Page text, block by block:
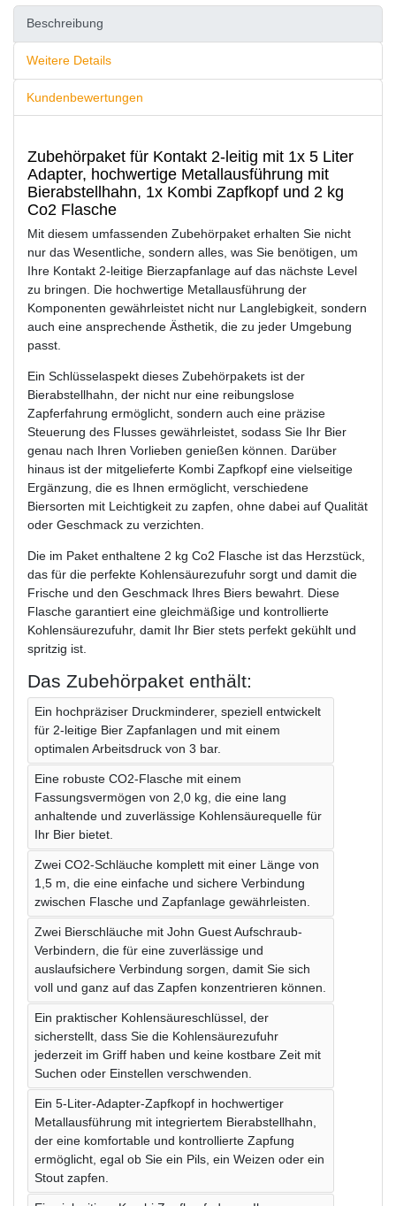
Beschreibung
Weitere Details
Kundenbewertungen
Zubehörpaket für Kontakt 2-leitig mit 1x 5 Liter
Adapter, hochwertige Metallausführung mit
Bierabstellhahn, 1x Kombi Zapfkopf und 2 kg
Co2 Flasche
Mit diesem umfassenden Zubehörpaket erhalten Sie nicht
nur das Wesentliche, sondern alles, was Sie benötigen, um
Ihre Kontakt 2-leitige Bierzapfanlage auf das nächste Level
zu bringen. Die hochwertige Metallausführung der
Komponenten gewährleistet nicht nur Langlebigkeit, sondern
auch eine ansprechende Ästhetik, die zu jeder Umgebung
passt.
Ein Schlüsselaspekt dieses Zubehörpakets ist der
Bierabstellhahn, der nicht nur eine reibungslose
Zapferfahrung ermöglicht, sondern auch eine präzise
Steuerung des Flusses gewährleistet, sodass Sie Ihr Bier
genau nach Ihren Vorlieben genießen können. Darüber
hinaus ist der mitgelieferte Kombi Zapfkopf eine vielseitige
Ergänzung, die es Ihnen ermöglicht, verschiedene
Biersorten mit Leichtigkeit zu zapfen, ohne dabei auf Qualität
oder Geschmack zu verzichten.
Die im Paket enthaltene 2 kg Co2 Flasche ist das Herzstück,
das für die perfekte Kohlensäurezufuhr sorgt und damit die
Frische und den Geschmack Ihres Biers bewahrt. Diese
Flasche garantiert eine gleichmäßige und kontrollierte
Kohlensäurezufuhr, damit Ihr Bier stets perfekt gekühlt und
spritzig ist.
Das Zubehörpaket enthält:
Ein hochpräziser Druckminderer, speziell entwickelt
für 2-leitige Bier Zapfanlagen und mit einem
optimalen Arbeitsdruck von 3 bar.
Eine robuste CO2-Flasche mit einem
Fassungsvermögen von 2,0 kg, die eine lang
anhaltende und zuverlässige Kohlensäurequelle für
Ihr Bier bietet.
Zwei CO2-Schläuche komplett mit einer Länge von
1,5 m, die eine einfache und sichere Verbindung
zwischen Flasche und Zapfanlage gewährleisten.
Zwei Bierschläuche mit John Guest Aufschraub-
Verbindern, die für eine zuverlässige und
auslaufsichere Verbindung sorgen, damit Sie sich
voll und ganz auf das Zapfen konzentrieren können.
Ein praktischer Kohlensäureschlüssel, der
sicherstellt, dass Sie die Kohlensäurezufuhr
jederzeit im Griff haben und keine kostbare Zeit mit
Suchen oder Einstellen verschwenden.
Ein 5-Liter-Adapter-Zapfkopf in hochwertiger
Metallausführung mit integriertem Bierabstellhahn,
der eine komfortable und kontrollierte Zapfung
ermöglicht, egal ob Sie ein Pils, ein Weizen oder ein
Stout zapfen.